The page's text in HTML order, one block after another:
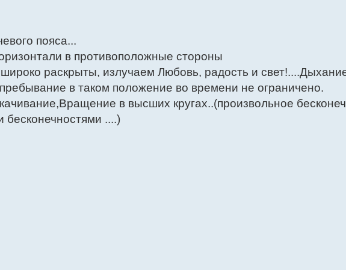
пояса...
в противоположные стороны
раскрыты, излучаем Любовь, радость и
в таком положение во времени не ограничено.
в высших кругах..(произвольное
....)